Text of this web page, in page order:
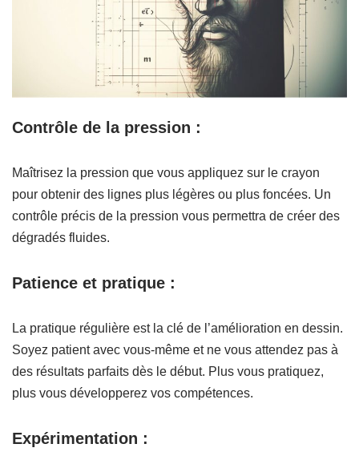
Contrôle de la pression :
Maîtrisez la pression que vous appliquez sur le crayon
pour obtenir des lignes plus légères ou plus foncées. Un
contrôle précis de la pression vous permettra de créer des
dégradés fluides.
Patience et pratique :
La pratique régulière est la clé de l’amélioration en dessin.
Soyez patient avec vous-même et ne vous attendez pas à
des résultats parfaits dès le début. Plus vous pratiquez,
plus vous développerez vos compétences.
Expérimentation :